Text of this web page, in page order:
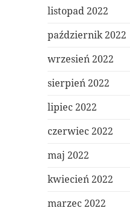
listopad 2022
październik 2022
wrzesień 2022
sierpień 2022
lipiec 2022
czerwiec 2022
maj 2022
kwiecień 2022
marzec 2022